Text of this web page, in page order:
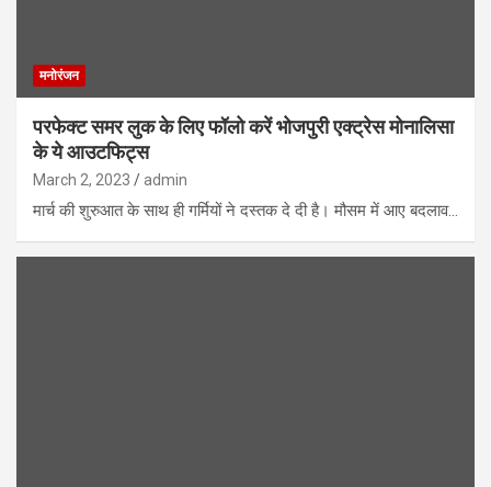
मनोरंजन
परफेक्ट समर लुक के लिए फॉलो करें भोजपुरी एक्ट्रेस मोनालिसा
के ये आउटफिट्स
March 2, 2023 admin
मार्च की शुरुआत के साथ ही गर्मियों ने दस्तक दे दी है। मौसम में आए बदलाव…